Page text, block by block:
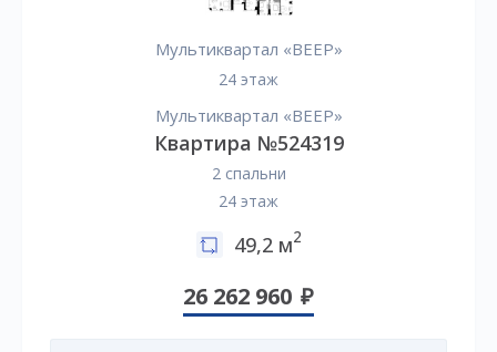
Мультиквартал «ВЕЕР»
24 этаж
Мультиквартал «ВЕЕР»
Квартира №524319
2 спальни
24 этаж
49,2 м2
26 262 960